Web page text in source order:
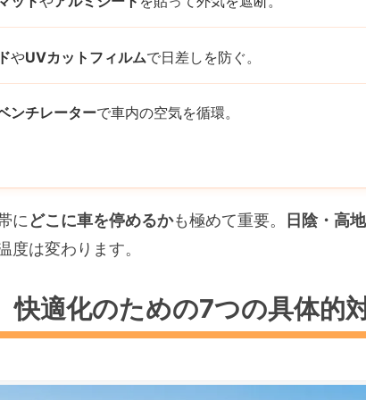
やUVカットフィルムで日差しを防ぐ。
ンチレーターで車内の空気を循環。
にどこに車を停めるかも極めて重要。
日陰・高
度は変わります。
快適化のための7つの具体的